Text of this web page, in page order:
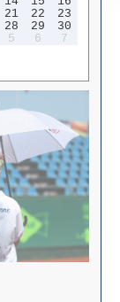
21 22
23
28 29
30
5 6
7